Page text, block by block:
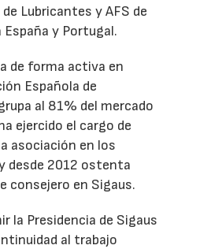
Lubricantes y AFS de
y Portugal.
de forma activa en
Española de
al 81% del mercado
ejercido el cargo de
asociación en los
desde 2012 ostenta
consejero en Sigaus.
la Presidencia de Sigaus
al trabajo